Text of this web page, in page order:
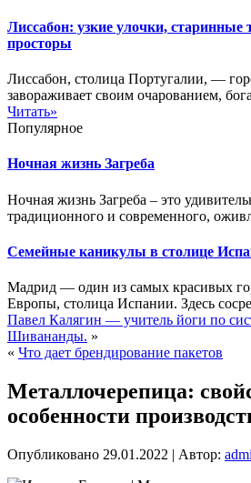
Лиссабон: узкие улочки, старинные
просторы
Лиссабон, столица Португалии, —
завораживает своим очарованием,
Читать»
Популярное
Ночная жизнь Загреба
Ночная жизнь Загреба – это
традиционного и современного,
Семейные каникулы в столице
Мадрид — один из самых красивых
Европы, столица Испании. Здесь
Павел Калягин — учитель йоги по
Шивананды. »
« Что дает брендирование пакетов
Металлочерепица:
особенности
Опубликовано 29.01.2022 | Автор: